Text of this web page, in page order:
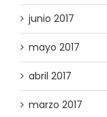
junio 2017
mayo 2017
abril 2017
marzo 2017